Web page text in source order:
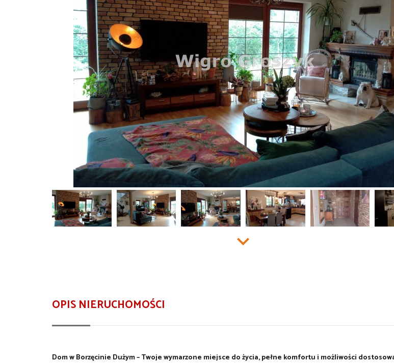
OPIS NIERUCHOMOŚCI
Dom w Borzęcinie Dużym – Twoje wymarzone miejsce do życia, pełne komfortu i możliwości